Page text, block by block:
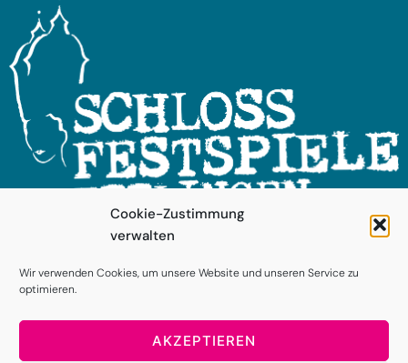
Cookie-Zustimmung
verwalten
Wir verwenden Cookies, um unsere Website und unseren Service zu
optimieren.
AKZEPTIEREN
FOLGEN SIE UNS!